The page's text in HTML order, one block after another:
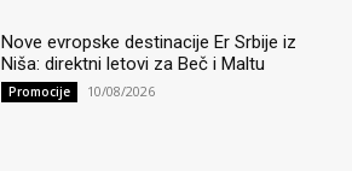
Nove evropske destinacije Er Srbije iz
Niša: direktni letovi za Beč i Maltu
Promocije 10/08/2026